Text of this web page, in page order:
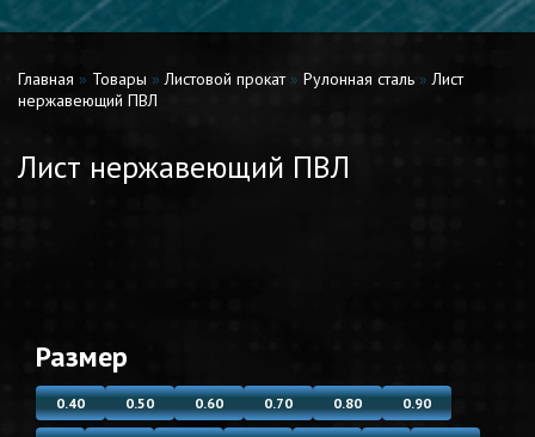
Главная » Товары »Листовой прокат» Рулонная сталь »Лист
нержавеющий ПВЛ
Лист нержавеющий ПВЛ
Размер
0.40 0.50 0.60 0.70 0.80 0.90